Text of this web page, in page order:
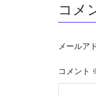
コメ
メールア
コメント